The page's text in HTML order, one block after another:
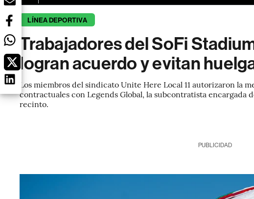
LÍNEA DEPORTIVA
Trabajadores del SoFi
logran acuerdo y evitan
Los miembros del sindicato Unite Here Local 11 autorizaron la
contractuales con Legends Global, la subcontratista encargada
recinto.
PUBLICIDAD